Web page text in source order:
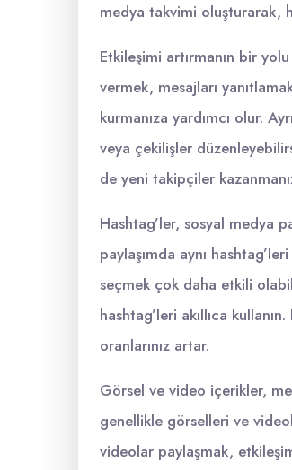
medya takvimi oluşturarak,
Etkileşimi artırmanın bir
vermek, mesajları
kurmanıza yardımcı olur.
veya çekilişler
de yeni takipçiler
Hashtag’ler, sosyal medya
paylaşımda aynı
seçmek çok daha etkili
hashtag’leri akıllıca
oranlarınız artar.
Görsel ve video içerikler,
genellikle görselleri ve
videolar paylaşmak,